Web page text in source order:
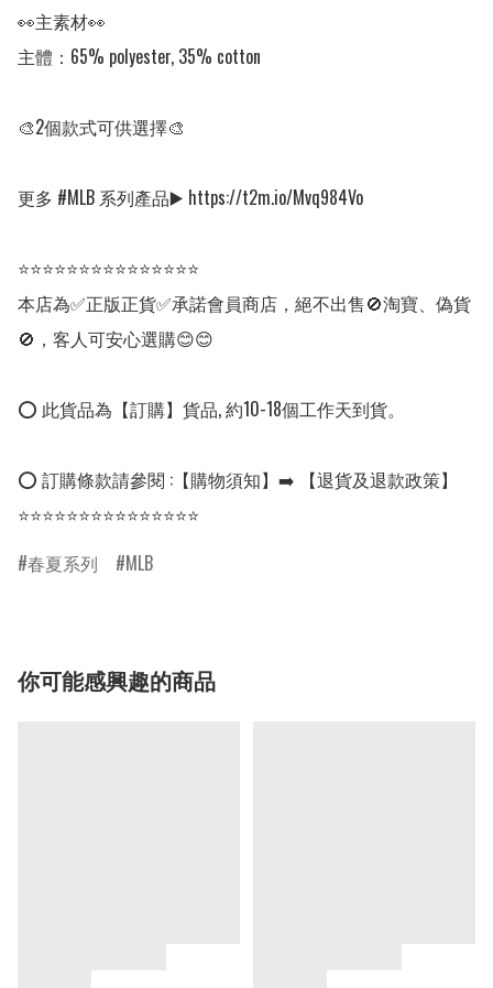
👀主素材👀
主體：65% polyester, 35% cotton
🎨2個款式可供選擇🎨
更多 #MLB 系列產品▶️ https://t2m.io/Mvq984Vo
⭐⭐⭐⭐⭐⭐⭐⭐⭐⭐⭐⭐⭐⭐⭐
本店為✅正版正貨✅承諾會員商店，絕不出售🚫淘寶、偽貨
🚫，客人可安心選購😊😊
⭕ 此貨品為【訂購】貨品, 約10-18個工作天到貨。
⭕ 訂購條款請參閱 :【購物須知】➡️ 【退貨及退款政策】
⭐⭐⭐⭐⭐⭐⭐⭐⭐⭐⭐⭐⭐⭐⭐
春夏系列
MLB
你可能感興趣的商品